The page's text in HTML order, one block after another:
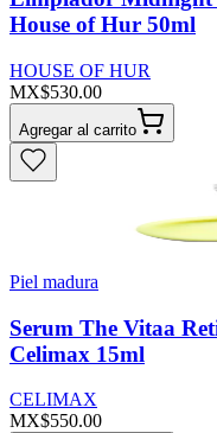
House of Hur 50ml
HOUSE OF HUR
MX$530.00
Agregar al carrito
Piel madura
Serum The Vitaa
Celimax 15ml
CELIMAX
MX$550.00